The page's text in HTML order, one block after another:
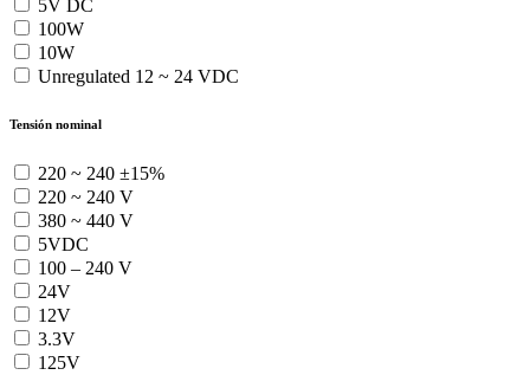
5V DC
100W
10W
Unregulated 12 ~ 24 VDC
Tensión nominal
220 ~ 240 ±15%
220 ~ 240 V
380 ~ 440 V
5VDC
100 – 240 V
24V
12V
3.3V
125V